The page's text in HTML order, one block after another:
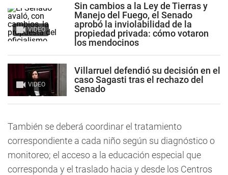
VIDEO
Sin cambios a la Ley de Tierras y
Manejo del Fuego, el Senado
aprobó la inviolabilidad de la
propiedad privada: cómo votaron
los mendocinos
VIDEO
Villarruel defendió su decisión en el
caso Sagasti tras el rechazo del
Senado
También se deberá coordinar el tratamiento
correspondiente a cada niño según su diagnóstico o
monitoreo; el acceso a la educación especial que
corresponda y el traslado hacia y desde los Centros